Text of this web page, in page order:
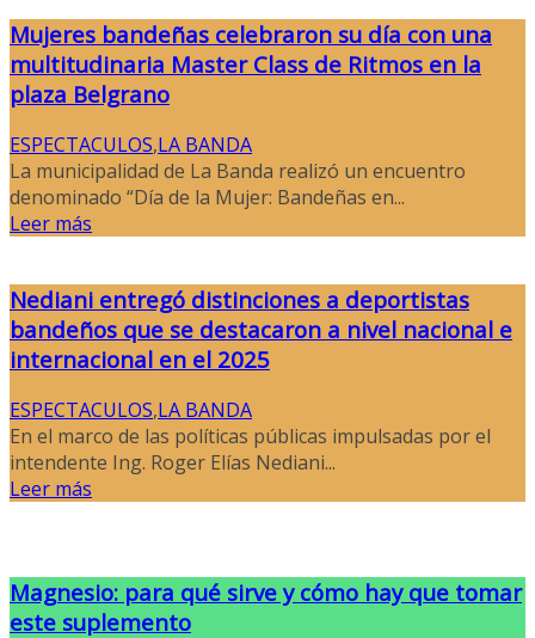
Mujeres bandeñas celebraron su día con una
multitudinaria Master Class de Ritmos en la
plaza Belgrano
ESPECTACULOS,LA BANDA
La municipalidad de La Banda realizó un encuentro
denominado “Día de la Mujer: Bandeñas en...
Leer más
Nediani entregó distinciones a deportistas
bandeños que se destacaron a nivel nacional e
internacional en el 2025
ESPECTACULOS,LA BANDA
En el marco de las políticas públicas impulsadas por el
intendente Ing. Roger Elías Nediani...
Leer más
Magnesio: para qué sirve y cómo hay que tomar
este suplemento